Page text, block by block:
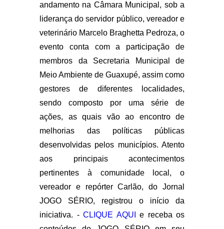
andamento na Câmara Municipal, sob a
liderança do servidor público, vereador e
veterinário Marcelo Braghetta Pedroza, o
evento conta com a participação de
membros da Secretaria Municipal de
Meio Ambiente de Guaxupé, assim como
gestores de diferentes localidades,
sendo composto por uma série de
ações, as quais vão ao encontro de
melhorias das políticas públicas
desenvolvidas pelos municípios. Atento
aos principais acontecimentos
pertinentes à comunidade local, o
vereador e repórter Carlão, do Jornal
JOGO SÉRIO, registrou o início da
iniciativa. - CLIQUE AQUI
e receba os